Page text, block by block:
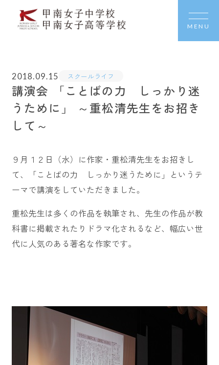
MENU
2018.09.15 スクールライフ
講演会 「ことばの力 しっかり迷
うために」 ～重松清先生をお招き
して～
９月１２日（水）に作家・重松清先生をお招きし
て、「ことばの力 しっかり迷うために」というテ
ーマで講演をしていただきました。
重松先生は多くの作品を執筆され、先生の作品が教
科書に掲載されたりドラマ化されるなど、幅広い世
代に人気のある著名な作家です。